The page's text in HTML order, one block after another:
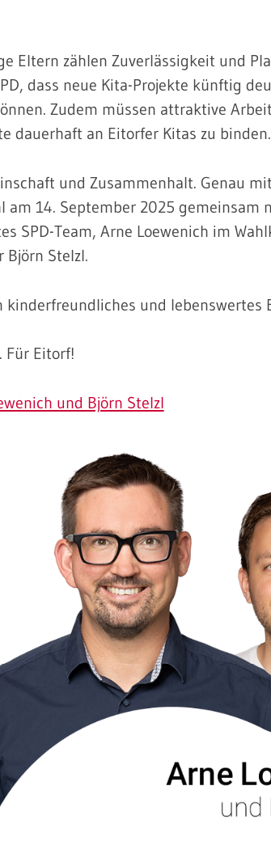
Eltern zählen Zuverlässigkeit und
dass neue Kita-Projekte künftig
Zudem müssen attraktive
dauerhaft an Eitorfer Kitas zu binden.
und Zusammenhalt. Genau
14. September 2025 gemeinsam
SPD-Team, Arne Loewenich im
Stelzl.
und lebenswertes
Für Eitorf!
und Björn Stelzl